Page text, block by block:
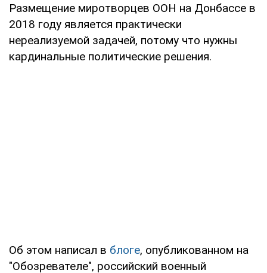
Размещение миротворцев ООН на Донбассе в
2018 году является практически
нереализуемой задачей, потому что нужны
кардинальные политические решения.
Об этом написал в блоге, опубликованном на
"Обозревателе", российский военный